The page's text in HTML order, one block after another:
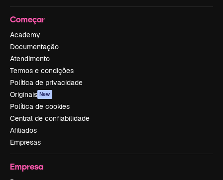
Começar
Academy
Documentação
Atendimento
Termos e condições
Política de privacidade
Originais New
Política de cookies
Central de confiabilidade
Afiliados
Empresas
Empresa